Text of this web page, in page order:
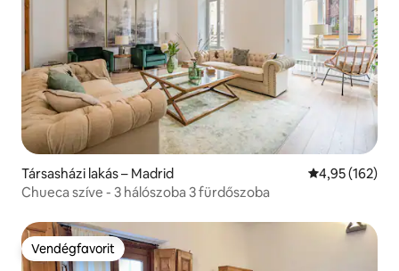
Társasházi lakás – Madrid Átlagos
4,95 (162)
Chueca szíve - 3 hálószoba 3 fürdőszoba
Vendégfavorit
Vendégfavorit